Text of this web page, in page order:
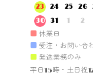
23
24 25 26
30
31 1 2
■ 休業日
■ 受注・お問い合
■ 発送業務のみ
平日15時・土日祝